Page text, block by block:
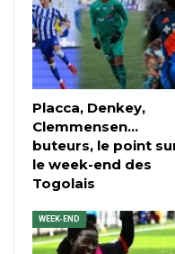
Placca, Denkey,
Clemmensen…
buteurs, le point
le week-end des
Togolais
WEEK-END